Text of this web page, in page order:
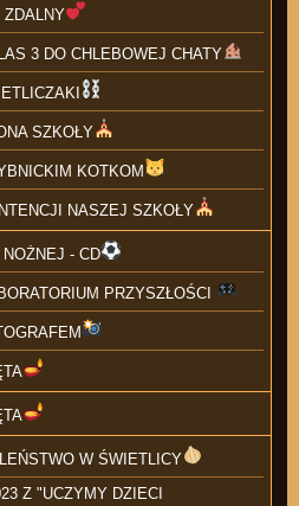
ZDALNY
3 DO CHLEBOWEJ CHATY
SZKOŁY
KOTKOM
NASZEJ SZKOŁY
- CD
PRZYSZŁOŚCI
W ŚWIETLICY
Z "UCZYMY DZIECI